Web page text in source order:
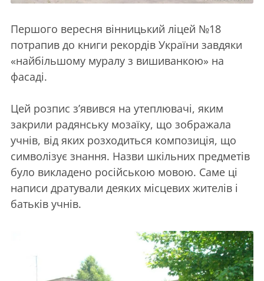
Першого вересня вінницький ліцей №18
потрапив до книги рекордів України завдяки
«найбільшому муралу з вишиванкою» на
фасаді.
Цей розпис з’явився на утеплювачі, яким
закрили радянську мозаїку, що зображала
учнів, від яких розходиться композиція, що
символізує знання. Назви шкільних предметів
було викладено російською мовою. Саме ці
написи дратували деяких місцевих жителів і
батьків учнів.